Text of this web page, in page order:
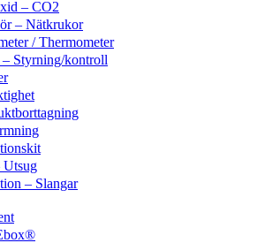
– CO2
– Nätkrukor
/ Thermometer
Styrning/kontroll
Utsug
– Slangar